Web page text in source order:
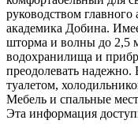
руководством
академика Добина.
шторма и волны до 2,5
водохранилища и
преодолевать
туалетом,
Мебель и спальные
Эта информация